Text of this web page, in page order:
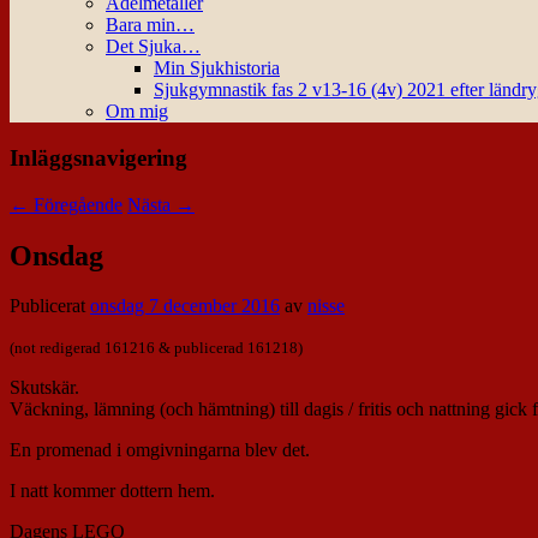
Bara min…
Det Sjuka…
Min Sjukhistoria
Sjukgymnastik fas 2 v13-16 (4v) 2021 efter
Om mig
Inläggsnavigering
← Föregående Nästa →
Onsdag
Publiceratonsdag 7 december 2016 av nisse
(not redigerad 161216 & publicerad 161218)
Skutskär.
Väckning, lämning (och hämtning) till dagis / fritis och nattning gick
En promenad i omgivningarna blev det.
I natt kommer dottern hem.
Dagens LEGO